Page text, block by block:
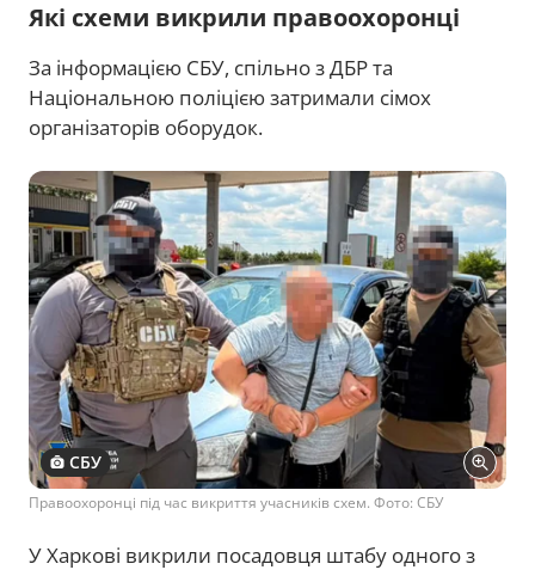
Які схеми викрили правоохоронці
За інформацією СБУ, спільно з ДБР та
Національною поліцією затримали сімох
організаторів оборудок.
СБУ
Правоохоронці під час викриття учасників схем. Фото: СБУ
У Харкові викрили посадовця штабу одного з